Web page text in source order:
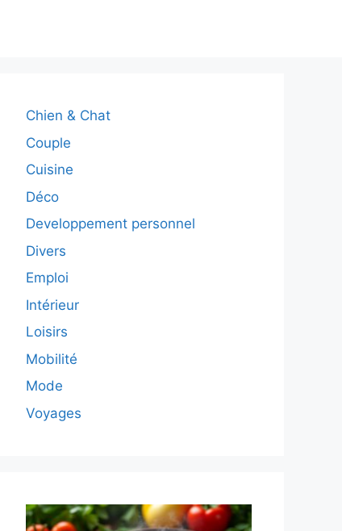
Chien & Chat
Couple
Cuisine
Déco
Developpement personnel
Divers
Emploi
Intérieur
Loisirs
Mobilité
Mode
Voyages